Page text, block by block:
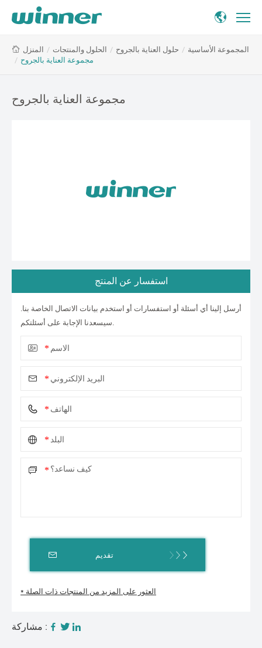
العناية
بالجروح
المنزل / الحلول والمنتجات / حلول العناية بالجروح / المجموعة الأساسية
/ مجموعة العناية بالجروح
مجموعة العناية بالجروح
استفسار عن المنتج
أرسل إلينا أي أسئلة أو استفسارات أو استخدم بيانات الاتصال الخاصة بنا.
سيسعدنا الإجابة على أسئلتكم.
تقديم
* العثور على المزيد من المنتجات ذات الصلة
مشاركة :